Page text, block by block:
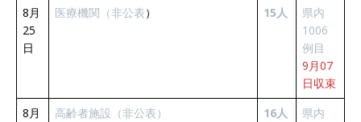
8月
25
日
医療機関（非公表） 15人
県内
1006
例目
9月07
日収束
8月
高齢者施設（非公表） 16人
県内